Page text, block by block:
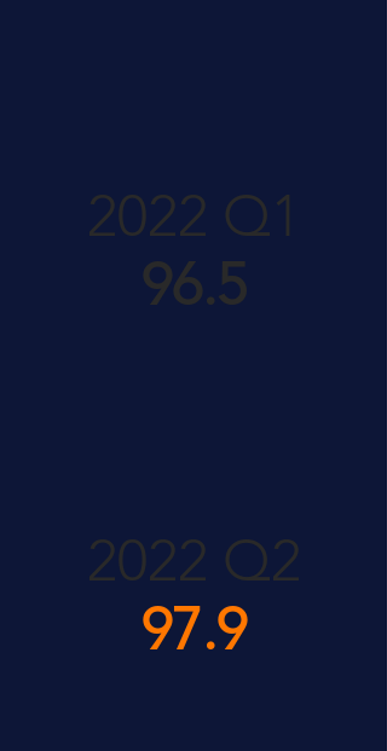
2022 Q1
96.5
2022 Q2
97.9